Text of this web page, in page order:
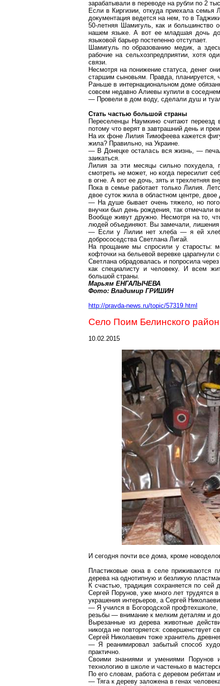
зарабатывали в переводе на рубли по 2
Если в Киргизии, откуда приехала семья
документация ведется на нем, то в
50-летняя Шамигуль, как и большинство
нашем языке. А вот ее младшая дочь до
языковой барьер постепенно отступает.
Шамигуль по образованию медик, а
рабочие на сельхозпредприятии, хотя
связи.
Несмотря на понижение статуса, денег
старшим сыновьям. Правда, планируется,
Раньше в интернациональном доме
совсем недавно Алиевы купили в
— Провели в дом воду, сделали душ и
Стать частью большой страны
Переселенцы Наумкино считают
потому что верят в завтрашний день и
На их фоне Лилия Тимофеева кажется
жила? Правильно, на Украине.
— В Донецке осталась вся жизнь, —
заикаться.
Лилия за эти месяцы сильно похудела,
смотреть не может, но когда пересилит
в огне. А вот ее дочь, зять и трехлетняя
Пока в семье работает только Лилия.
двое суток жила в областном центре,
— На душе бывает очень тяжело, но
внучки был день рождения, так отмечали
Вообще живут дружно. Несмотря на то,
людей объединяют. Вы замечали, лишения
— Если у Лилии нет хлеба — я ей
добрососедства Светлана Лигай.
На прощание мы спросили у старосты:
кофточки на бельевой веревке царапнули
Светлана обрадовалась и попросила
как специалисту и человеку. И всем
большой страны.
Марьям ЕНГАЛЫЧЕВА
Фото: Владимир ГРИШИН
http://pravda-news.ru/topic/57319.html
Село Поим Белинского
10.02.2015
И сегодня почти все дома, кроме
Пластиковые окна в селе приживаются
дерева на однотипную и безликую
К счастью, традиция сохраняется по сей
Сергей Порунов, уже много лет трудятся
украшения интерьеров, а Сергей
— Я учился в Богородской профтехшколе,
резьбы — внимание к мелким деталям и
Вырезанные из дерева животные
никогда не повторяется: совершенствует
Сергей Николаевич тоже хранитель
— Я реанимировал забытый способ
практично.
Своими знаниями и умениями Порунов
технологию в школе и частенько в
По его словам, работа с деревом ребятам
— Тяга к дереву заложена в генах